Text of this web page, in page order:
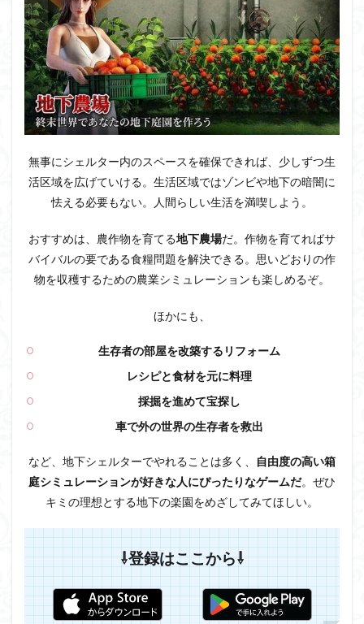
無事にシェルター内のスペースを確保できれば、少しずつ生
活区域を広げていける。生活区域ではゾンビや地下の暗闇に
怯える必要もない。人間らしい生活を満喫しよう。
おすすめは、農作物を育てる地下農場だ。作物を育てればサ
バイバルの要である食糧問題を解決できる。思いどおりの作
物を収穫するための農業シミュレーションも楽しめるぞ。
ほかにも、
生存者の部屋を改築するリフォーム
レシピと食材を元に料理
採掘を進めて宝探し
車で外の世界の生存者を救出
など、地下シェルターでやれることは多く、
自由度の高い箱
庭シミュレーションが好きな人にぴったりなゲームだ。ぜひ
キミの理想とする地下の楽園をめざしてみてほしい。
⇩登録はここから⇩